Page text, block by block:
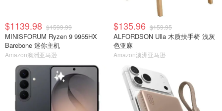
$1139.98 $1599.99
MINISFORUM Ryzen 9 9955HX
Barebone 迷你主机
Amazon澳洲亚马逊
$135.96 $159.95
ALFORDSON Ulla 木质扶手椅 浅灰
色亚麻
Amazon澳洲亚马逊